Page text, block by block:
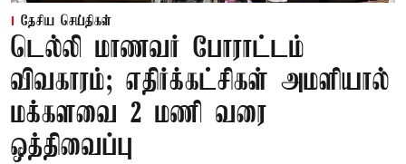
தேசிய செய்திகள்
டெல்லி மாணவர் போராட்டம்
விவகாரம்; எதிர்க்கட்சிகள் அமளியால்
மக்களவை 2 மணி வரை
ஒத்திவைப்பு